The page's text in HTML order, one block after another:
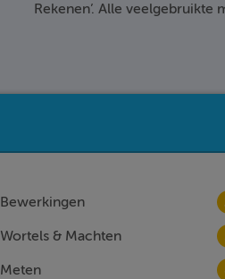
Rekenen’. Alle
Bewerkingen
Wortels & Machten
Meten